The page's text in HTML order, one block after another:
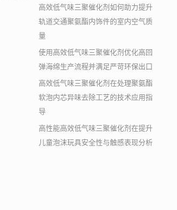
高效低气味三聚催化剂如何助力提升
轨道交通聚氨酯内饰件的室内空气质
量
使用高效低气味三聚催化剂优化高回
弹海绵生产流程并满足严苛环保出口
高效低气味三聚催化剂在处理聚氨酯
软泡内芯异味去除工艺的技术应用指
导
高性能高效低气味三聚催化剂在提升
儿童泡沫玩具安全性与触感表现分析